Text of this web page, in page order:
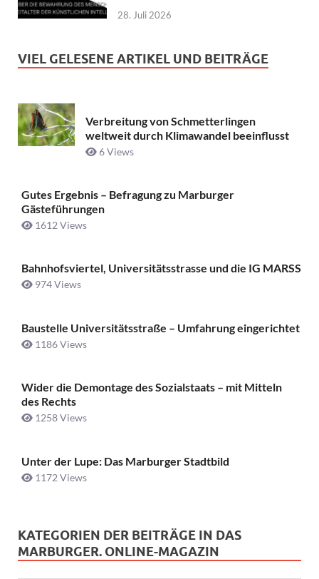
28. Juli 2026
VIEL GELESENE ARTIKEL UND BEITRÄGE
Verbreitung von Schmetterlingen
weltweit durch Klimawandel beeinflusst
6 Views
Gutes Ergebnis – Befragung zu Marburger
Gästeführungen
1612 Views
Bahnhofsviertel, Universitätsstrasse und die IG MARSS
974 Views
Baustelle Universitätsstraße ­– Umfahrung eingerichtet
1186 Views
Wider die Demontage des Sozialstaats – mit Mitteln
des Rechts
1258 Views
Unter der Lupe: Das Marburger Stadtbild
1172 Views
KATEGORIEN DER BEITRÄGE IN DAS
MARBURGER. ONLINE-MAGAZIN